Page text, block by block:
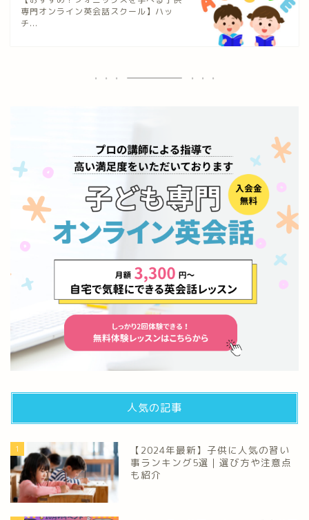
専門オンライン英会話スクール】ハッ
チ...
人気の記事
1
【2024年最新】子供に人気の習い
事ランキング5選｜選び方や注意点
も紹介